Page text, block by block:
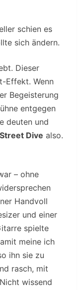
schien es
sich ändern.
Dieser
Effekt. Wenn
Begeisterung
entgegen
deuten und
Dive also.
– ohne
Handvoll
und einer
spielte
meine ich
ihn sie zu
rasch, mit
wissend